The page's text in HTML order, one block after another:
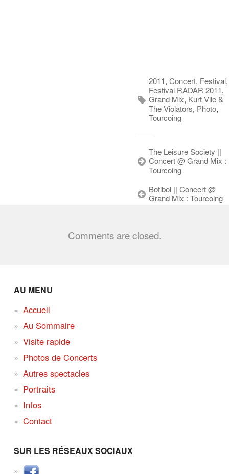
2011, Concert, Festival,
Festival RADAR 2011,
Grand Mix, Kurt Vile &
The Violators, Photo,
Tourcoing
The Leisure Society ||
Concert @ Grand Mix :
Tourcoing
Botibol || Concert @
Grand Mix : Tourcoing
Comments are closed.
AU MENU
Accueil
Au Sommaire
Visite rapide
Photos de Concerts
Autres spectacles
Portraits
Infos
Contact
SUR LES RÉSEAUX SOCIAUX